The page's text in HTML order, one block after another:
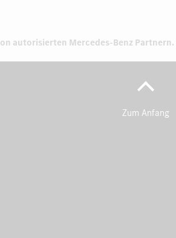
autorisierten Mercedes-Benz Partnern.
Zum Anfang